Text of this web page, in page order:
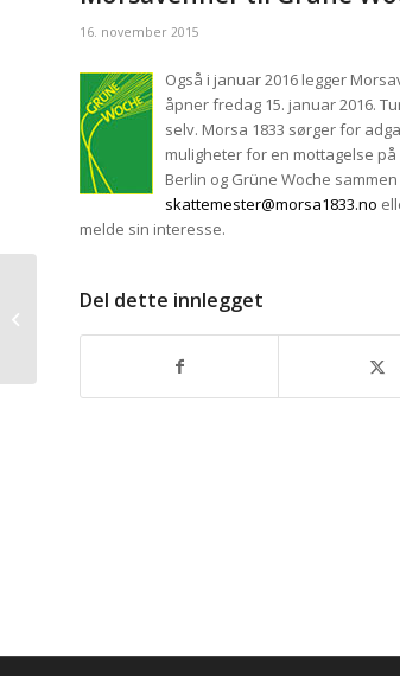
16. november 2015
Også i januar 2016 legger
åpner fredag 15. januar 2016.
selv. Morsa 1833 sørger for
muligheter for en mottagelse
Berlin og Grüne Woche
skattemester@morsa1833.no
melde sin interesse.
Del dette innlegget
Flott markering av 15
år med Morsa